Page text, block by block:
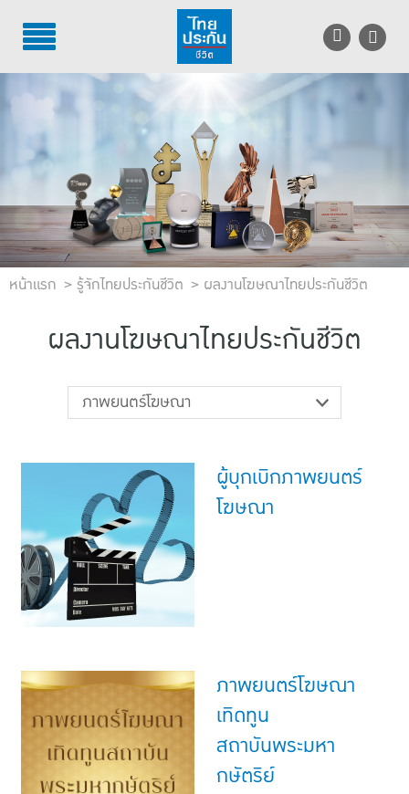
TH EN
บริการลูกค้า
บริการตัวแทน
รู้จักไทยประกันชีวิต
นักลงทุนสัมพันธ์
เพื่อสังคมไทย
ติดต่อไทยประกันชีวิต
แบบประกันทั้งหมด
แบบประกันที่เหมาะกับช่วงอายุ
เปรียบเทียบแบบประกัน
เลือกแบบประกันที่เหมาะกับคุณ
TL Learning Center
หน้าแรก รู้จักไทยประกันชีวิต ผลงานโฆษณาไทยประกันชีวิต
ผลงานโฆษณาไทยประกันชีวิต
ภาพยนตร์โฆษณา
ผู้บุกเบิกภาพยนตร์
โฆษณา
ภาพยนตร์โฆษณา
เทิดทูน
สถาบันพระมหา
กษัตริย์